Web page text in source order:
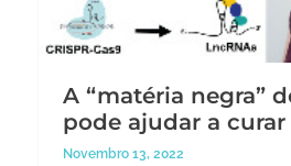
A “matéria negra”
pode ajudar a
Novembro 13, 2022